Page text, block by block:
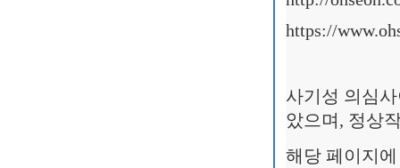
https://
사기성 의심
았으며, 정상
해당 페이지